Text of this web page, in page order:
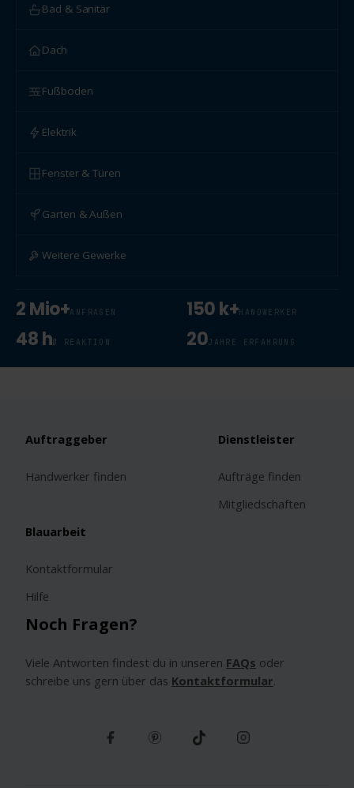
Bad & Sanitär
Dach
Fußboden
Elektrik
Fenster & Türen
Garten & Außen
Weitere Gewerke
2 Mio+ANFRAGEN 150 k+HANDWERKER
48 hØ REAKTION 20JAHRE ERFAHRUNG
Noch Fragen?
Viele Antworten findest du in unseren FAQs oder
schreibe uns gern über das Kontaktformular.
Auftraggeber
Handwerker finden
Dienstleister
Aufträge finden
Mitgliedschaften
Blauarbeit
Kontaktformular
Hilfe